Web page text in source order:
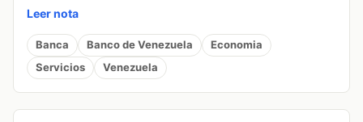
Leer nota
Banca Banco de Venezuela
Economia
Servicios
Venezuela